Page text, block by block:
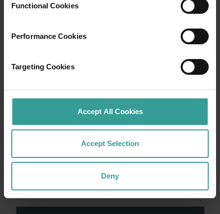
Functional Cookies
Performance Cookies
Targeting Cookies
Accept All Cookies
Accept Selection
Deny
Erleben Sie den Reiz eines Roadtrips durch die
Hauptstadt und pulsierende Kulturmetropole.
kreative Restaurantszene machen Perth zum
perfekten Ausgangspunkt Ihrer
Weiterlesen